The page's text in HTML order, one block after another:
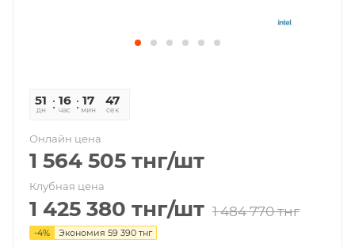
51
дн
16
час
17
мин
47
сек
Онлайн цена
1 564 505 тнг/шт
Клубная цена
1 425 380 тнг/шт 1 484 770тнг
-4% Экономия 59 390 тнг